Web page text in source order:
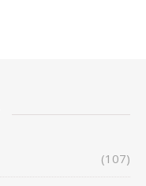
(107)